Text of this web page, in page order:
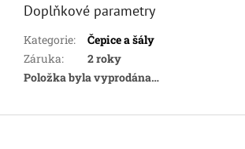
Doplňkové parametry
Kategorie:
Čepice a šály
Záruka:
2 roky
Položka byla vyprodána…
Z